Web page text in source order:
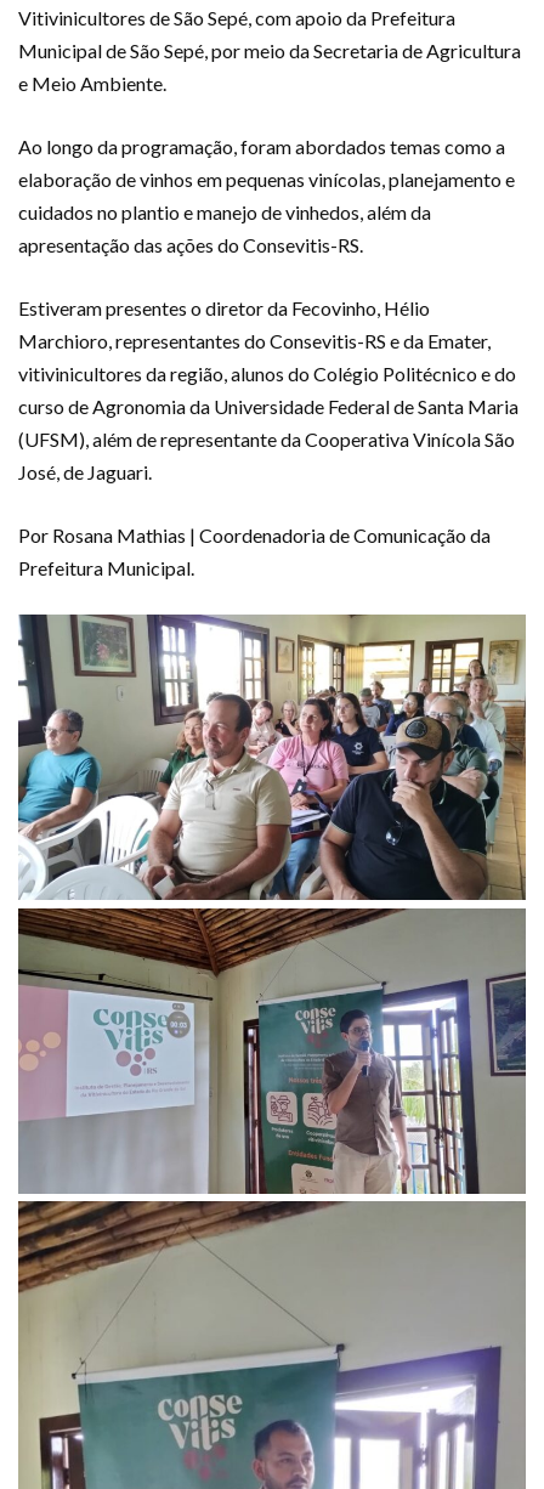
Vitivinicultores de São Sepé, com apoio da Prefeitura
Municipal de São Sepé, por meio da Secretaria de Agricultura
e Meio Ambiente.
Ao longo da programação, foram abordados temas como a
elaboração de vinhos em pequenas vinícolas, planejamento e
cuidados no plantio e manejo de vinhedos, além da
apresentação das ações do Consevitis-RS.
Estiveram presentes o diretor da Fecovinho, Hélio
Marchioro, representantes do Consevitis-RS e da Emater,
vitivinicultores da região, alunos do Colégio Politécnico e do
curso de Agronomia da Universidade Federal de Santa Maria
(UFSM), além de representante da Cooperativa Vinícola São
José, de Jaguari.
Por Rosana Mathias | Coordenadoria de Comunicação da
Prefeitura Municipal.